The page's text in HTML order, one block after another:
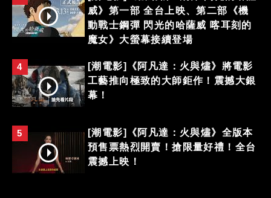
威》第一部 全台上映、第二部《機
動戰士鋼彈 閃光的哈薩威 喀耳刻的
魔女》大螢幕接續登場
4
[潮電影]《阿凡達：火與燼》將電影
工藝推向極致的大師鉅作！震撼大銀
幕！
5
[潮電影]《阿凡達：火與燼》全版本
預售票熱烈開賣！搶限量好禮！全台
震撼上映！